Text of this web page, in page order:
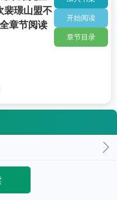
裴璟山盟不
章节阅读
开始阅读
章节目录